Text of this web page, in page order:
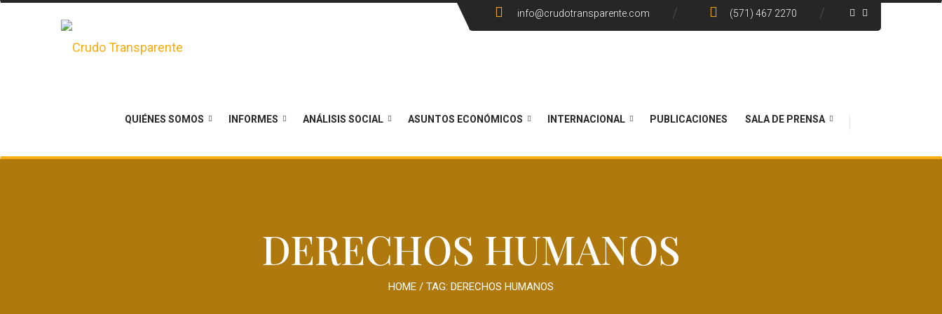
info@crudotransparente.com (571) 467 2270
QUIÉNES SOMOS INFORMES ANÁLISIS SOCIAL ASUNTOS ECONÓMICOS INTERNACIONAL PUBLICACIONES SALA DE PRENSA
DERECHOS HUMANOS
HOME / TAG: DERECHOS HUMANOS